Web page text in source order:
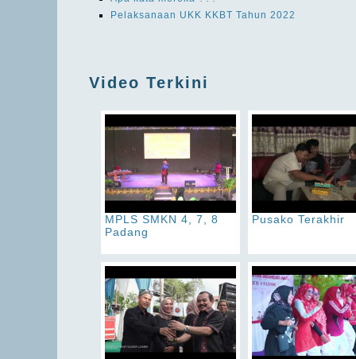
Pelaksanaan UKK KKBT Tahun 2022
Video Terkini
MPLS SMKN 4, 7, 8
Padang
Pusako Terakhir